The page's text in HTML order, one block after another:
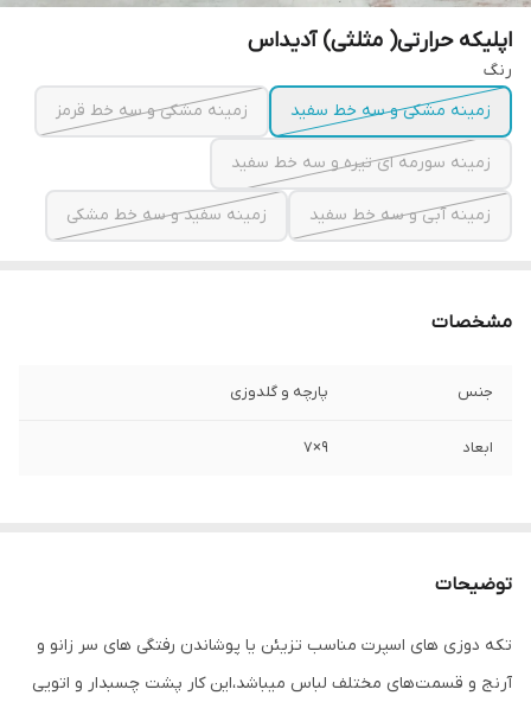
اپلیکه حرارتی( مثلثی) آدیداس
رنگ
زمینه مشکی و سه خط سفید
زمینه مشکی و سه خط قرمز
زمینه سورمه ای تیره و سه خط سفید
زمینه آبی و سه خط سفید زمینه سفید و سه خط مشکی
مشخصات
جنس پارچه و گلدوزی
ابعاد ۹×۷
توضیحات
تکه دوزی های اسپرت مناسب تزیئن یا پوشاندن رفتگی های سر زانو و
آرنج و قسمت‌های مختلف لباس میباشد،این کار پشت چسبدار و اتویی